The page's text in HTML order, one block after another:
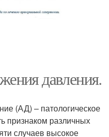
давления.
(АД) – патологическое
признаком различных
случаев высокое